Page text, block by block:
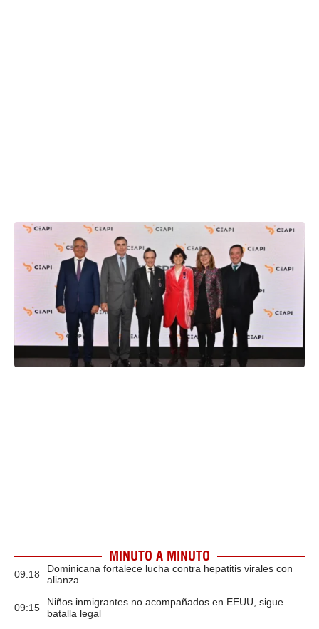
MINUTO A MINUTO
09:18
Dominicana fortalece lucha contra hepatitis virales con
alianza
09:15
Niños inmigrantes no acompañados en EEUU, sigue
batalla legal